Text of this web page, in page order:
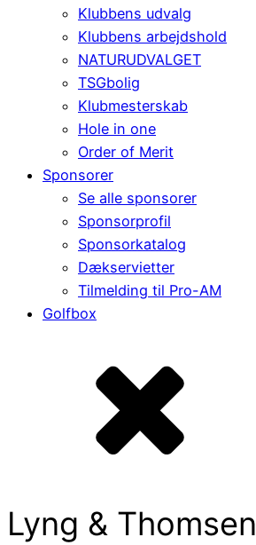
Klubbens udvalg
Klubbens arbejdshold
NATURUDVALGET
TSGbolig
Klubmesterskab
Hole in one
Order of Merit
Sponsorer
Se alle sponsorer
Sponsorprofil
Sponsorkatalog
Dækservietter
Tilmelding til Pro-AM
Golfbox
Lyng & Thomsen